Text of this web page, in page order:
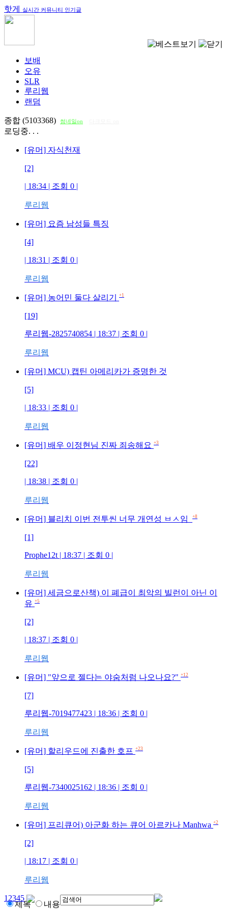
핫게 실시간 커뮤니티 인기글
보배
오유
SLR
루리웹
랜덤
종합 (5103368) 썸네일on
로딩중. . .
[유머] 자식천재
[2]
| 18:34 | 조회 0 |
루리웹
[유머] 요즘 남성들 특징
[4]
| 18:31 | 조회 0 |
루리웹
[유머] 농어민 둘다 살리기 +1
[19]
루리웹-2825740854 | 18:37 | 조회 0 |
루리웹
[유머] MCU) 캡틴 아메리카가 증명한 것
[5]
| 18:33 | 조회 0 |
루리웹
[유머] 배우 이정현님 진짜 죄송해요 +3
[22]
| 18:38 | 조회 0 |
루리웹
[유머] 블리치 이번 전투씬 너무 개연성 ㅂㅅ임 +8
[1]
Prophe12t | 18:37 | 조회 0 |
루리웹
[유머] 세금으로산책) 이 폐급이 최악의 빌런이 아닌 이
유 +5
[2]
| 18:37 | 조회 0 |
루리웹
[유머] "앞으로 젤다는 야숨처럼 나오나요?" +12
[7]
루리웹-7019477423 | 18:36 | 조회 0 |
루리웹
[유머] 할리우드에 진출한 호프 +23
[5]
루리웹-7340025162 | 18:36 | 조회 0 |
루리웹
[유머] 프리큐어) 아군화 하는 큐어 아르카나 Manhwa +2
[2]
| 18:17 | 조회 0 |
루리웹
1 2345
제목 내용